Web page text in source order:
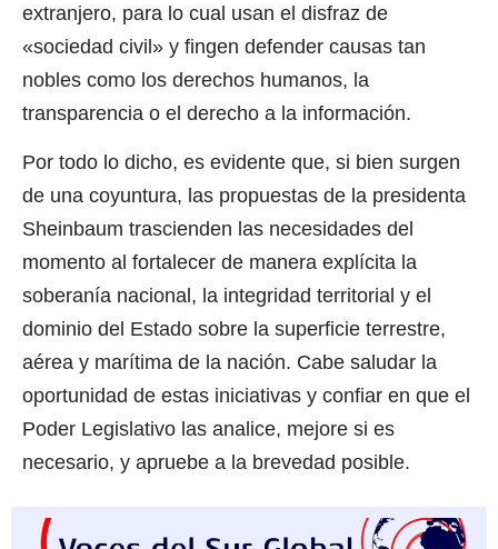
extranjero, para lo cual usan el disfraz de
«sociedad civil» y fingen defender causas tan
nobles como los derechos humanos, la
transparencia o el derecho a la información.
Por todo lo dicho, es evidente que, si bien surgen
de una coyuntura, las propuestas de la presidenta
Sheinbaum trascienden las necesidades del
momento al fortalecer de manera explícita la
soberanía nacional, la integridad territorial y el
dominio del Estado sobre la superficie terrestre,
aérea y marítima de la nación. Cabe saludar la
oportunidad de estas iniciativas y confiar en que el
Poder Legislativo las analice, mejore si es
necesario, y apruebe a la brevedad posible.